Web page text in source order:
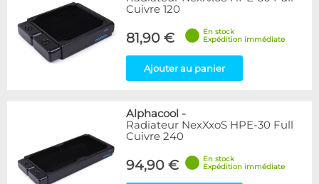
Cuivre 120
81,90 €
En stock
Expédition immédiate
Ajouter au panier
Alphacool -
Radiateur NexXxoS HPE-30 Full
Cuivre 240
94,90 €
En stock
Expédition immédiate